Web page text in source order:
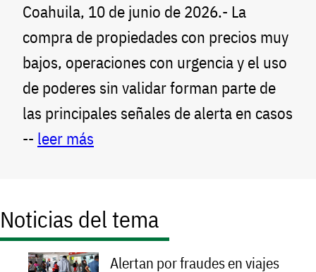
Coahuila, 10 de junio de 2026.- La
compra de propiedades con precios muy
bajos, operaciones con urgencia y el uso
de poderes sin validar forman parte de
las principales señales de alerta en casos
-- leer más
Noticias del tema
Alertan por fraudes en viajes